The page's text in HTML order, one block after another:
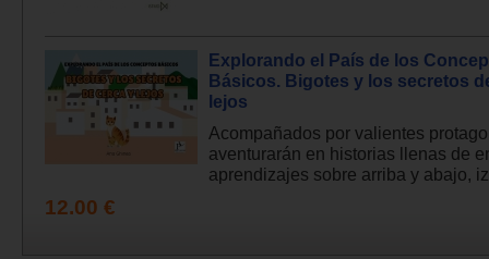
Explorando el País de los
Básicos. Bigotes y los secretos
lejos
Acompañados por valientes
aventurarán en historias llenas de
aprendizajes sobre arriba y abajo,
12.00 €